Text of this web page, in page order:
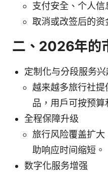
支付安全、个人
取消或改签后的资
二、2026年的
定制化与分段服务兴
越来越多旅行社提
品，用户可按预算
全程保障升级
旅行风险覆盖扩
助响应时间缩短。
数字化服务增强